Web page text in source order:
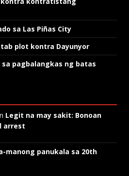
sa Las Piñas City
plot kontra Dayunyor
pagbalangkas ng batas
Legit na may sakit: Bonoan
arrest
manong panukala sa 20th